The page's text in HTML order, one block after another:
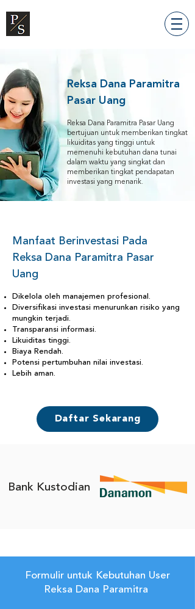
Reksa Dana Paramitra
Pasar Uang
Reksa Dana Paramitra Pasar Uang
bertujuan untuk memberikan tingkat
likuiditas yang tinggi untuk
memenuhi kebutuhan dana tunai
dalam waktu yang singkat dan
memberikan tingkat pendapatan
investasi yang menarik.
Manfaat Berinvestasi Pada
Reksa Dana Paramitra Pasar
Uang
Dikelola oleh manajemen profesional.
Diversifikasi investasi menurunkan risiko yang
mungkin terjadi.
Transparansi informasi.
Likuiditas tinggi.
Biaya Rendah.
Potensi pertumbuhan nilai investasi.
Lebih aman.
Daftar Sekarang
Bank Kustodian
Formulir untuk Kebutuhan User
Reksa Dana Paramitra